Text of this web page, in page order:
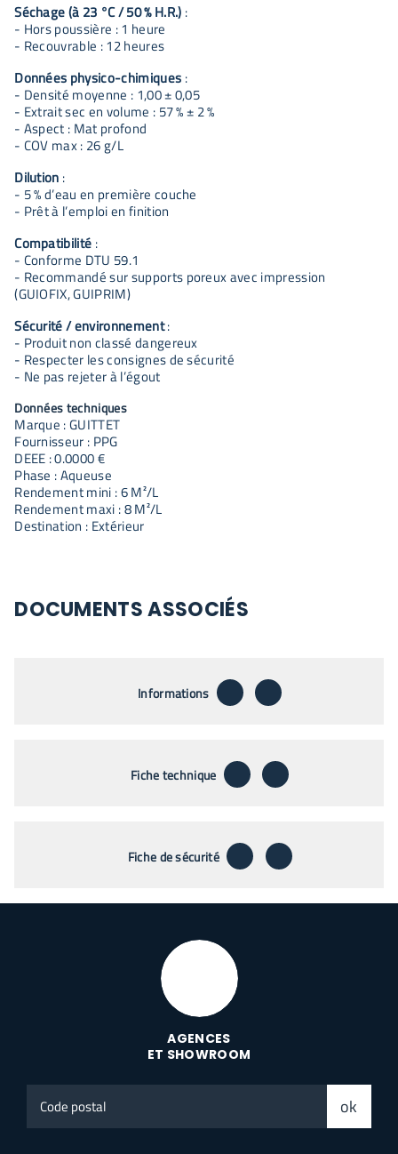
Séchage (à 23 °C / 50 % H.R.) :
- Hors poussière : 1 heure
- Recouvrable : 12 heures
Données physico-chimiques :
- Densité moyenne : 1,00 ± 0,05
- Extrait sec en volume : 57 % ± 2 %
- Aspect : Mat profond
- COV max : 26 g/L
Dilution :
- 5 % d’eau en première couche
- Prêt à l’emploi en finition
Compatibilité :
- Conforme DTU 59.1
- Recommandé sur supports poreux avec impression
(GUIOFIX, GUIPRIM)
Sécurité / environnement:
- Produit non classé dangereux
- Respecter les consignes de sécurité
- Ne pas rejeter à l’égout
Données techniques
Marque : GUITTET
Fournisseur : PPG
DEEE : 0.0000 €
Phase : Aqueuse
Rendement mini : 6 M²/L
Rendement maxi : 8 M²/L
Destination : Extérieur
DOCUMENTS ASSOCIÉS
Informations téléchargerenvoyer par email
Fiche technique téléchargerenvoyer par
Fiche de sécurité téléchargerenvoyer par
AGENCES
ET SHOWROOM
postal
ok